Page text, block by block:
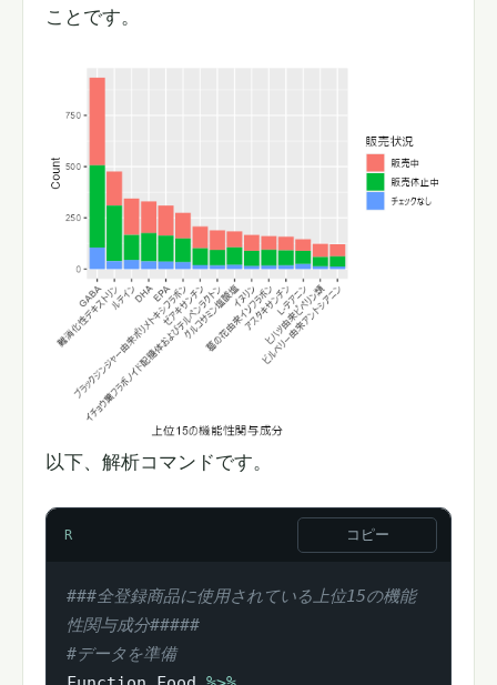
ことです。
以下、解析コマンドです。
R コピー
###全登録商品に使用されている上位15の機能
性関与成分#####
#データを準備